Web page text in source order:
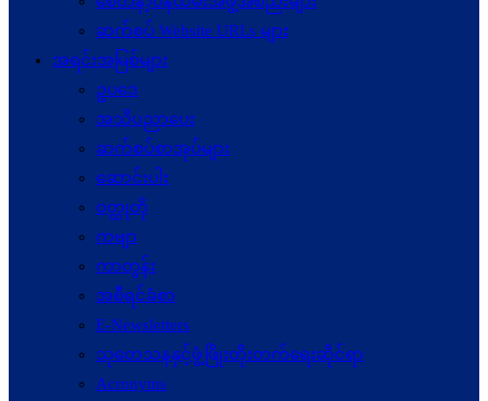
ဆက်စပ် Website URLs များ
အရင်းအမြစ်များ
ဥပဒေ
အသိပညာပေး
ဆက်စပ်စာအုပ်များ
ဆောင်းပါး
ဝတ္ထုတို
ကဗျာ
ကာတွန်း
အစီရင်ခံစာ
E-Newsletters
သုတေသနနှင့်ဖွံ့ဖြိုးတိုးတက်ရေးဆိုင်ရာ
Acronyms